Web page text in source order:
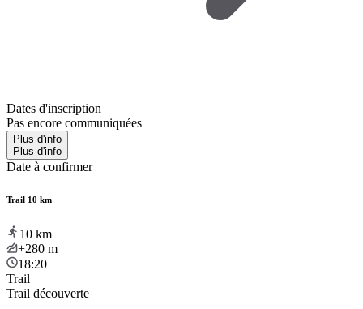
Dates d'inscription
Pas encore communiquées
Plus d'info
Plus d'info
Date à confirmer
Trail 10 km
10 km
+280 m
18:20
Trail
Trail découverte